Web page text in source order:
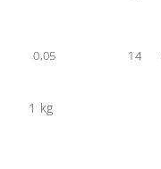
0,05 14
1 kg